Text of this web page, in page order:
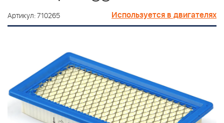
Артикул: 710265 Используется в двигателях